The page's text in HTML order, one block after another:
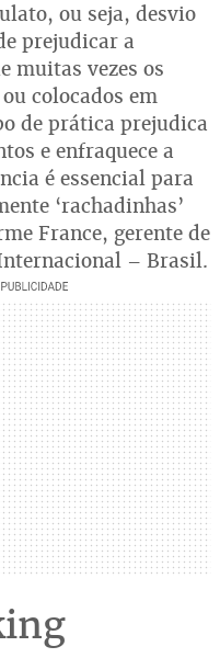
ou seja, desvio
prejudicar a
muitas vezes os
colocados em
de prática prejudica
e enfraquece a
é essencial para
‘rachadinhas’
France, gerente de
– Brasil.